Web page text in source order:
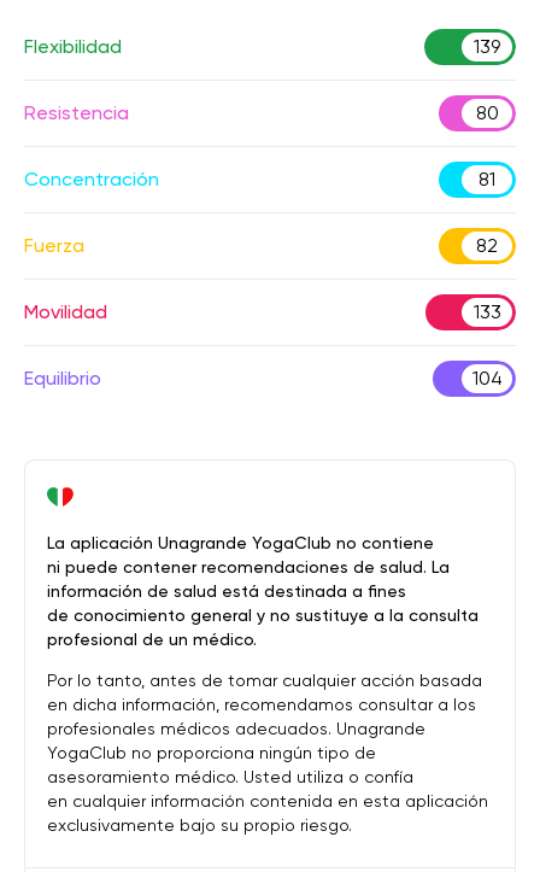
Flexibilidad 139
Resistencia 80
Concentración 81
Fuerza 82
Movilidad 133
Equilibrio 104
La aplicación Unagrande YogaClub no contiene
ni puede contener recomendaciones de salud. La
información de salud está destinada a fines
de conocimiento general y no sustituye a la consulta
profesional de un médico.
Por lo tanto, antes de tomar cualquier acción basada
en dicha información, recomendamos consultar a los
profesionales médicos adecuados. Unagrande
YogaClub no proporciona ningún tipo de
asesoramiento médico. Usted utiliza o confía
en cualquier información contenida en esta aplicación
exclusivamente bajo su propio riesgo.